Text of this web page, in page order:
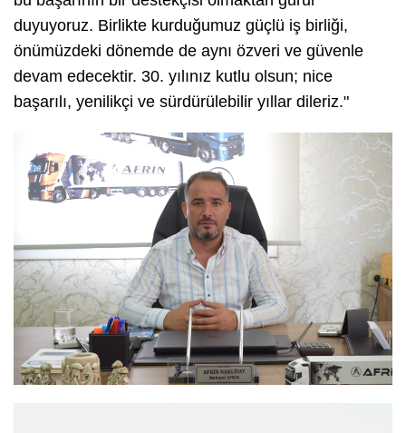
duyuyoruz. Birlikte kurduğumuz güçlü iş birliği,
önümüzdeki dönemde de aynı özveri ve güvenle
devam edecektir. 30. yılınız kutlu olsun; nice
başarılı, yenilikçi ve sürdürülebilir yıllar dileriz."